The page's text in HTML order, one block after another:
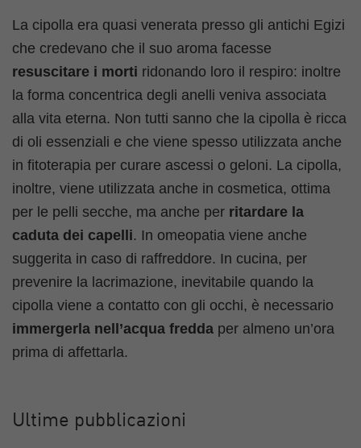
La cipolla era quasi venerata presso gli antichi Egizi
che credevano che il suo aroma facesse
resuscitare i morti ridonando loro il respiro: inoltre
la forma concentrica degli anelli veniva associata
alla vita eterna. Non tutti sanno che la cipolla è ricca
di oli essenziali e che viene spesso utilizzata anche
in fitoterapia per curare ascessi o geloni. La cipolla,
inoltre, viene utilizzata anche in cosmetica, ottima
per le pelli secche, ma anche per ritardare la
caduta dei capelli. In omeopatia viene anche
suggerita in caso di raffreddore. In cucina, per
prevenire la lacrimazione, inevitabile quando la
cipolla viene a contatto con gli occhi, è necessario
immergerla nell’acqua fredda per almeno un’ora
prima di affettarla.
Ultime pubblicazioni